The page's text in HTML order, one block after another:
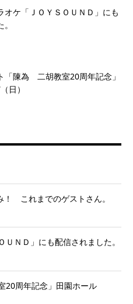
ケ「ＪＯＹＳＯＵＮＤ」にも
「陳為 二胡教室20周年記念」
日）
これまでのゲストさん。
ＮＤ」にも配信されました。
周年記念」田園ホール